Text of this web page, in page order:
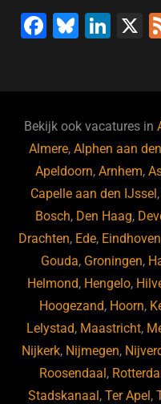
F
b
o
o
k
Bl
ky
Li
dI
n
X
Bekijk ook vacatures in
Almere,Alphen aan
Apeldoorn,Arnhem,
Capelle aan den IJssel ,
Bosch, Den Haag,
Drachten, Ede, Eindhoven
Gouda, Groningen,
Helmond, Hengelo,
Hoogezand, Hoorn,
Lelystad, Maastricht,
Nijkerk, Nijmegen,
Roosendaal ,
Stadskanaal ,Ter Apel ,